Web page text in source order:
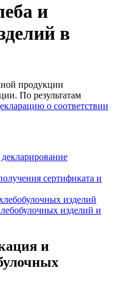
и
в
продукции
По результатам
о соответствии
сертификата и
изделий
изделий и
и